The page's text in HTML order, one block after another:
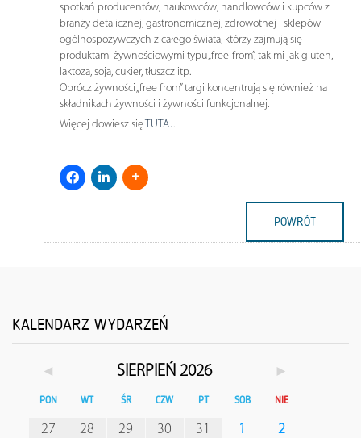
spotkań producentów, naukowców, handlowców i kupców z
branży detalicznej, gastronomicznej, zdrowotnej i sklepów
ogólnospożywczych z całego świata, którzy zajmują się
produktami żywnościowymi typu „free-from”, takimi jak gluten,
laktoza, soja, cukier, tłuszcz itp.
Oprócz żywności „free from” targi koncentrują się również na
składnikach żywności i żywności funkcjonalnej.
Więcej dowiesz sięTUTAJ.
POWRÓT
KALENDARZ WYDARZEŃ
◄ SIERPIEŃ 2026 ►
PON WT ŚR CZW PT SOB NIE
27 28 29 30 31 1
2